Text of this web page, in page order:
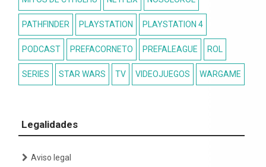
PATHFINDER PLAYSTATION PLAYSTATION 4
PODCAST PREFACORNETO PREFALEAGUE ROL
SERIES STAR WARS TV VIDEOJUEGOS WARGAME
Legalidades
Aviso legal